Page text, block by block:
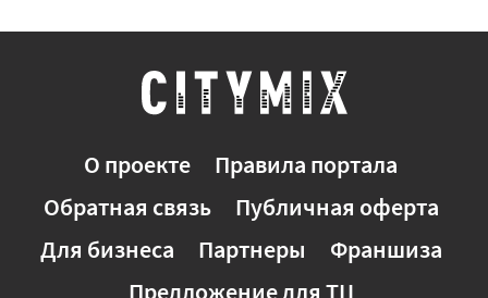
О проекте
Правила портала
Обратная связь
Публичная оферта
Для бизнеса
Партнеры
Франшиза
Предложение для ТЦ